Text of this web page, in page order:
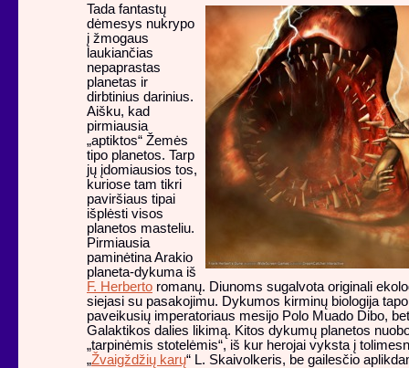
Tada fantastų
dėmesys nukrypo
į žmogaus
laukiančias
nepaprastas
planetas ir
dirbtinius darinius.
Aišku, kad
pirmiausia
„aptiktos“ Žemės
tipo planetos. Tarp
jų įdomiausios tos,
kuriose tam tikri
paviršiaus tipai
išplėsti visos
planetos masteliu.
Pirmiausia
paminėtina Arakio
planeta-dykuma iš
F. Herberto romanų. Diunoms sugalvota originali
siejasi su pasakojimu. Dykumos kirminų biologija
paveikusių imperatoriaus mesijo Polo Muado Dibo,
Galaktikos dalies likimą. Kitos dykumų planetos
„tarpinėmis stotelėmis“, iš kur herojai vyksta į
„Žvaigždžių karų“ L. Skaivolkeris, be gailesčio